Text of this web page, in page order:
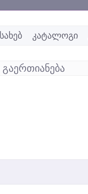
კატალოგი